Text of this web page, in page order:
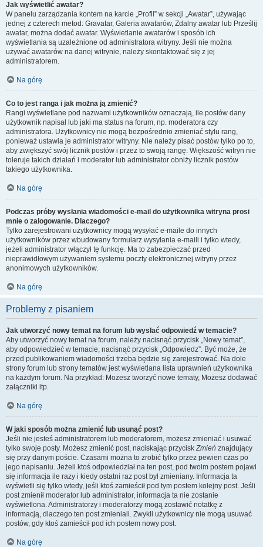
Jak wyświetlić awatar?
W panelu zarządzania kontem na karcie „Profil” w sekcji „Awatar”, używając
jednej z czterech metod: Gravatar, Galeria awatarów, Zdalny awatar lub Prześlij
awatar, można dodać awatar. Wyświetlanie awatarów i sposób ich
wyświetlania są uzależnione od administratora witryny. Jeśli nie można
używać awatarów na danej witrynie, należy skontaktować się z jej
administratorem.
Na górę
Co to jest ranga i jak można ją zmienić?
Rangi wyświetlane pod nazwami użytkowników oznaczają, ile postów dany
użytkownik napisał lub jaki ma status na forum, np. moderatora czy
administratora. Użytkownicy nie mogą bezpośrednio zmieniać stylu rang,
ponieważ ustawia je administrator witryny. Nie należy pisać postów tylko po to,
aby zwiększyć swój licznik postów i przez to swoją rangę. Większość witryn nie
toleruje takich działań i moderator lub administrator obniży licznik postów
takiego użytkownika.
Na górę
Podczas próby wysłania wiadomości e-mail do użytkownika witryna prosi
mnie o zalogowanie. Dlaczego?
Tylko zarejestrowani użytkownicy mogą wysyłać e-maile do innych
użytkowników przez wbudowany formularz wysyłania e-maili i tylko wtedy,
jeżeli administrator włączył tę funkcję. Ma to zabezpieczać przed
nieprawidłowym używaniem systemu poczty elektronicznej witryny przez
anonimowych użytkowników.
Na górę
Problemy z pisaniem
Jak utworzyć nowy temat na forum lub wysłać odpowiedź w temacie?
Aby utworzyć nowy temat na forum, należy nacisnąć przycisk „Nowy temat”,
aby odpowiedzieć w temacie, nacisnąć przycisk „Odpowiedz”. Być może, że
przed publikowaniem wiadomości trzeba będzie się zarejestrować. Na dole
strony forum lub strony tematów jest wyświetlana lista uprawnień użytkownika
na każdym forum. Na przykład: Możesz tworzyć nowe tematy, Możesz dodawać
załączniki itp.
Na górę
W jaki sposób można zmienić lub usunąć post?
Jeśli nie jesteś administratorem lub moderatorem, możesz zmieniać i usuwać
tylko swoje posty. Możesz zmienić post, naciskając przyciskZmień znajdujący
się przy danym poście. Czasami można to zrobić tylko przez pewien czas po
jego napisaniu. Jeżeli ktoś odpowiedział na ten post, pod twoim postem pojawi
się informacja ile razy i kiedy ostatni raz post był zmieniany. Informacja ta
wyświetli się tylko wtedy, jeśli ktoś zamieścił pod tym postem kolejny post. Jeśli
post zmienił moderator lub administrator, informacja ta nie zostanie
wyświetlona. Administratorzy i moderatorzy mogą zostawić notatkę z
informacją, dlaczego ten post zmieniali. Zwykli użytkownicy nie mogą usuwać
postów, gdy ktoś zamieścił pod ich postem nowy post.
Na górę